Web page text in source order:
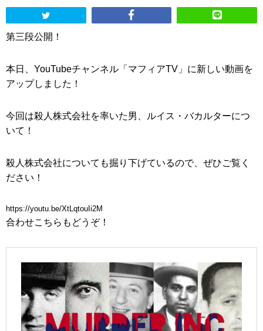
当店の紹介
お問い合わせ
第三段公開！
本日、YouTubeチャンネル「マフィアTV」に新しい動画を
アップしました！
今回は殺人株式会社を率いた男、ルイス・バカルターにつ
いて！
殺人株式会社についても掘り下げているので、ぜひご覧く
ださい！
https://youtu.be/XtLqtouIi2M
合わせこちらもどうぞ！